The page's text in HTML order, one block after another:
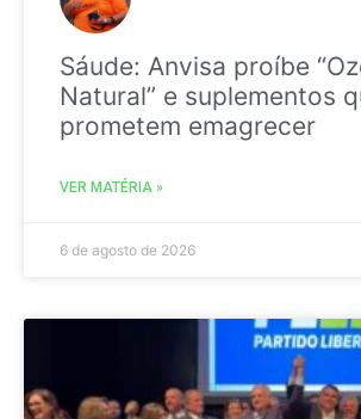
Sáude: Anvisa proíbe
Natural” e suplementos
prometem emagrecer
VER MATÉRIA »
6 de agosto de 2026